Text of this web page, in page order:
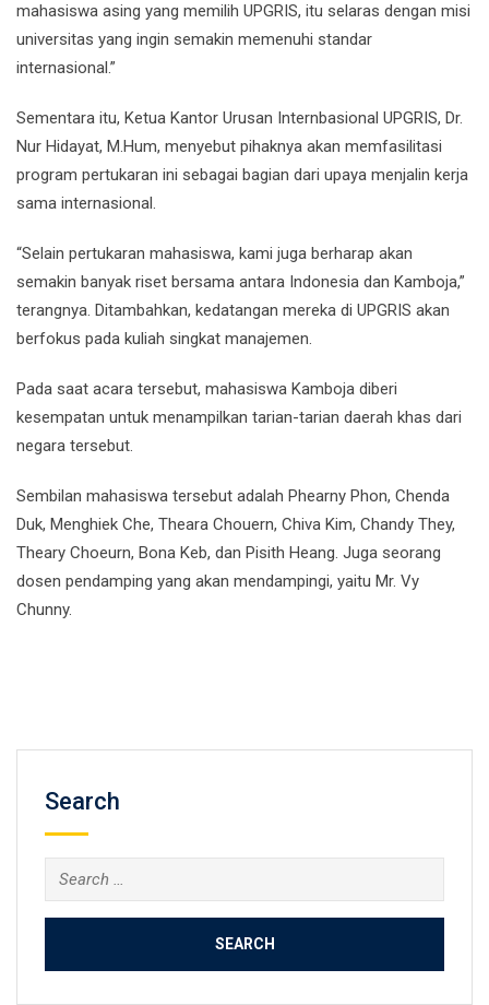
mahasiswa asing yang memilih UPGRIS, itu selaras dengan misi
universitas yang ingin semakin memenuhi standar
internasional.”
Sementara itu, Ketua Kantor Urusan Internbasional UPGRIS, Dr.
Nur Hidayat, M.Hum, menyebut pihaknya akan memfasilitasi
program pertukaran ini sebagai bagian dari upaya menjalin kerja
sama internasional.
“Selain pertukaran mahasiswa, kami juga berharap akan
semakin banyak riset bersama antara Indonesia dan Kamboja,”
terangnya. Ditambahkan, kedatangan mereka di UPGRIS akan
berfokus pada kuliah singkat manajemen.
Pada saat acara tersebut, mahasiswa Kamboja diberi
kesempatan untuk menampilkan tarian-tarian daerah khas dari
negara tersebut.
Sembilan mahasiswa tersebut adalah Phearny Phon, Chenda
Duk, Menghiek Che, Theara Chouern, Chiva Kim, Chandy They,
Theary Choeurn, Bona Keb, dan Pisith Heang. Juga seorang
dosen pendamping yang akan mendampingi, yaitu Mr. Vy
Chunny.
Search
Search
for: